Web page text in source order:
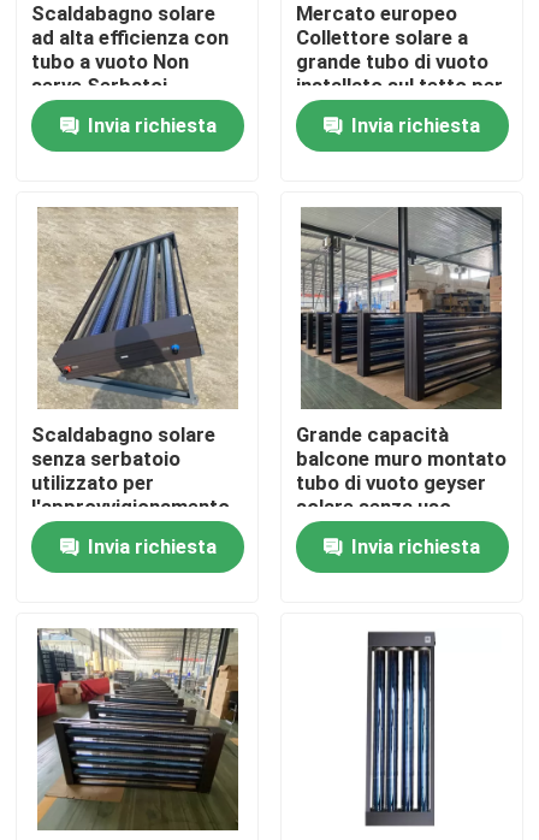
Prodotti
Video
Su di noi
Visita alla fabbrica
Controllo della qualità
Contattaci
Notizie
Cucina termica solare
Tubo a vuoto solare termico
Serbatoio dell'acqua di smalto
Scaldabagno solare
ad alta efficienza con
tubo a vuoto Non
serve Serbatoi
d'acqua utilizzati per
l'approvvigionamento
di acqua calda
Invia richiesta
Mercato europeo
Collettore solare a
grande tubo di vuoto
installato sul tetto per
uso domestico
Invia richiesta
Scaldabagno solare
senza serbatoio
utilizzato per
l'approvvigionamento
di acqua calda
Invia richiesta
Grande capacità
balcone muro montato
tubo di vuoto geyser
solare senza uso
serbatoi d'acqua
Invia richiesta